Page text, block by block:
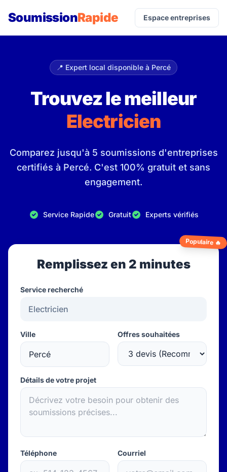
SoumissionRapide Espace entreprises
📍 Expert local disponible à Percé
Trouvez le meilleur
Electricien
Comparez jusqu'à 5 soumissions d'entreprises
certifiés à Percé. C'est 100% gratuit et sans
engagement.
Service Rapide Gratuit Experts vérifiés
Populaire 🔥
Remplissez en 2 minutes
Service recherché
Ville Offres souhaitées
Détails de votre projet
Téléphone Courriel